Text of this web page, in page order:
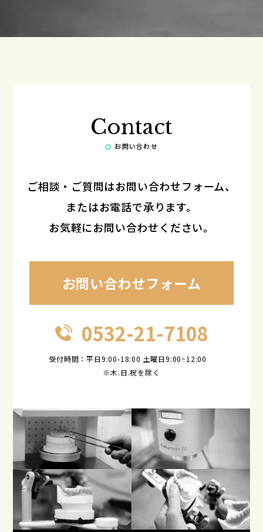
Contact
お問い合わせ
ご相談・ご質問はお問い合わせフォーム、
またはお電話で承ります。
お気軽にお問い合わせください。
お問い合わせフォーム
0532-21-7108
受付時間：平日9:00-18:00 土曜日9:00~12:00
※木.日.祝を除く